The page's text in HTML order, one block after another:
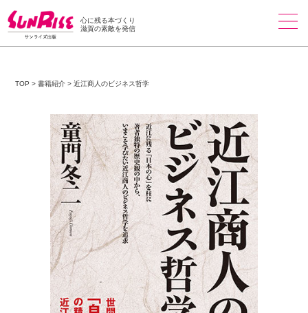
心に残る本づくり
滋賀の素敵を発信
TOP >書籍紹介 >近江商人のビジネス哲学